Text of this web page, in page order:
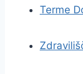
Terme